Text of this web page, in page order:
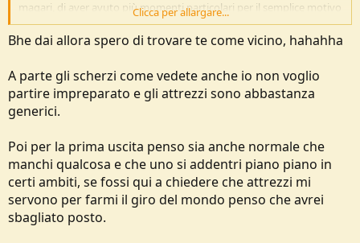
magari, di aver avuto più momenti particolari per il semplice motivo
che, magari, ho più anni di te, ma questo non vuol dire che tu vivrai,
per forza, ciò che ho vissuto io o che le debba affrontare come le ho
Ciao
, Gianluca
Clicca per allargare...
Bhe dai allora spero di trovare te come vicino, hahahha
A parte gli scherzi come vedete anche io non voglio
partire impreparato e gli attrezzi sono abbastanza
generici.
Poi per la prima uscita penso sia anche normale che
manchi qualcosa e che uno si addentri piano piano in
certi ambiti, se fossi qui a chiedere che attrezzi mi
servono per farmi il giro del mondo penso che avrei
sbagliato posto.